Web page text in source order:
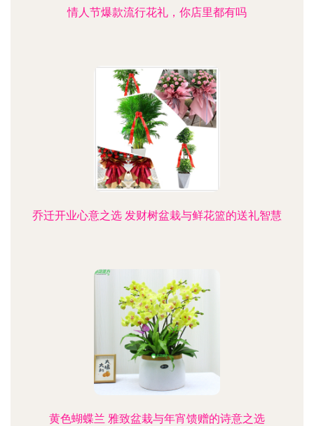
情人节爆款流行花礼，你店里都有吗
乔迁开业心意之选 发财树盆栽与鲜花篮的送礼智慧
黄色蝴蝶兰 雅致盆栽与年宵馈赠的诗意之选